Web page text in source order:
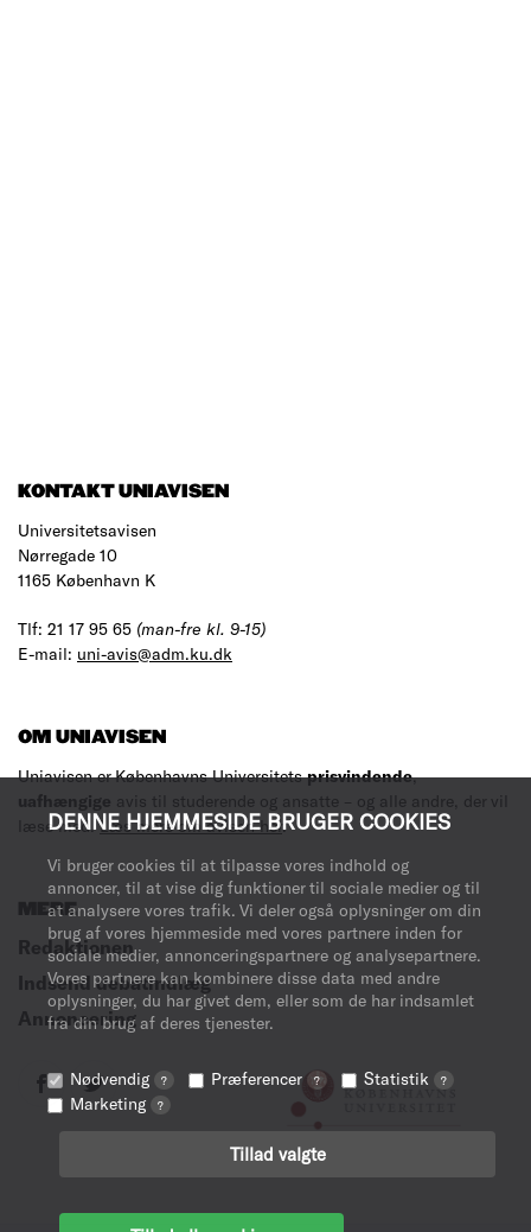
DENNE HJEMMESIDE BRUGER COOKIES
Vi bruger cookies til at tilpasse vores indhold og
annoncer, til at vise dig funktioner til sociale medier og til
at analysere vores trafik. Vi deler også oplysninger om din
brug af vores hjemmeside med vores partnere inden for
sociale medier, annonceringspartnere og analysepartnere.
Vores partnere kan kombinere disse data med andre
oplysninger, du har givet dem, eller som de har indsamlet
fra din brug af deres tjenester.
Nødvendig ? Præferencer ? Statistik ?
Marketing ?
Tillad valgte
KONTAKT UNIAVISEN
Universitetsavisen
Nørregade 10
1165 København K
Tlf: 21 17 95 65 (man-fre kl. 9-15)
E-mail: uni-avis@adm.ku.dk
OM UNIAVISEN
Uniavisen er Københavns Universitetsprisvindende,
uafhængige avis til studerende og ansatte – og alle andre, der vil
læse med.Læs mere om avisen her.
MERE
Redaktionen
Indsend debatindlæg
Annoncering